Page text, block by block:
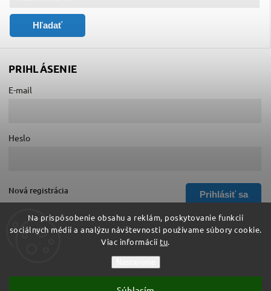
Na prispôsobenie obsahu a reklám, poskytovanie funkcií
sociálnych médií a analýzu návštevnosti používame súbory cookie.
Viac informácií tu.
Hľadať
PRIHLÁSENIE
E-mail
Heslo
Prihlásiť sa
Nová registrácia
Zabudnuté heslo
Hurá do školy. Všetky práva vyhradené.
Upraviť nastavenie cookies